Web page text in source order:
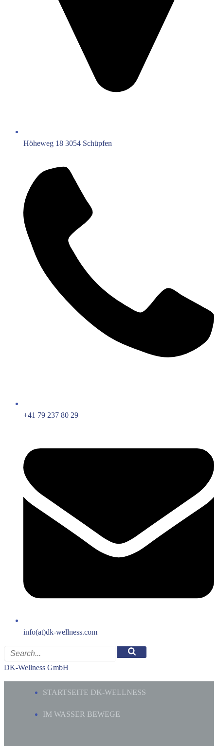
Höheweg 18 3054 Schüpfen
+41 79 237 80 29
info(at)dk-wellness.com
DK-Wellness GmbH
STARTSEITE DK-WELLNESS
IM WASSER BEWEGE